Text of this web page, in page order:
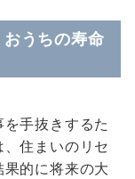
うちの寿命
手抜きするた
住まいのリセ
的に将来の大